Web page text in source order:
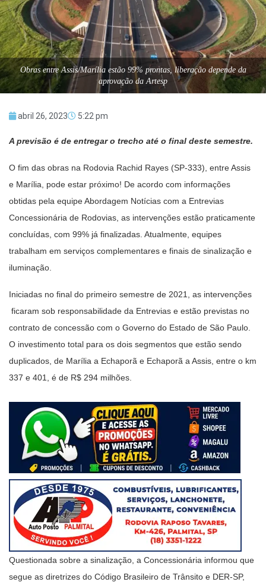
Obras entre Assis/Marília estão 99% prontas, liberação depende da
aprovação da Artesp
abril 26, 2023 5:22 pm
A previsão é de entregar o trecho até o final deste semestre.
O fim das obras na Rodovia Rachid Rayes (SP-333), entre Assis
e Marília, pode estar próximo! De acordo com informações
obtidas pela equipe Abordagem Notícias com a Entrevias
Concessionária de Rodovias, as intervenções estão praticamente
concluídas, com 99% já finalizadas. Atualmente, equipes
trabalham em serviços complementares e finais de sinalização e
iluminação.
Iniciadas no final do primeiro semestre de 2021, as intervenções
ficaram sob responsabilidade da Entrevias e estão previstas no
contrato de concessão com o Governo do Estado de São Paulo.
O investimento total para os dois segmentos que estão sendo
duplicados, de Marília a Echaporã e Echaporã a Assis, entre o km
337 e 401, é de R$ 294 milhões.
Questionada sobre a sinalização, a Concessionária informou que
segue as diretrizes do Código Brasileiro de Trânsito e DER-SP,